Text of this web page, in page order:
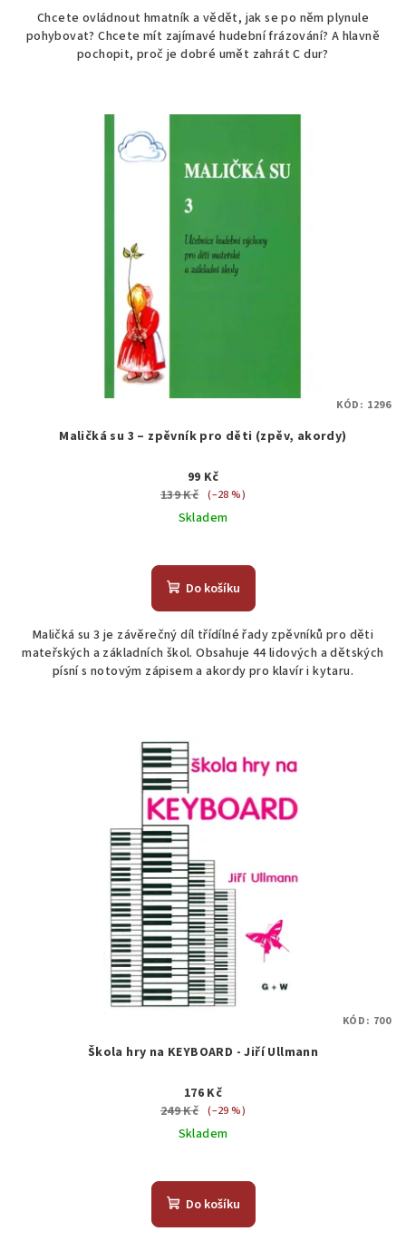
z
5
hvězdiček.
Chcete ovládnout hmatník a vědět, jak se po něm plynule
pohybovat? Chcete mít zajímavé hudební frázování? A hlavně
pochopit, proč je dobré umět zahrát C dur?
Maličká su 3 – zpěvník pro děti (zpěv, akordy)
99 Kč
139 Kč (–28 %)
Skladem
Do košíku
Maličká su 3 je závěrečný díl třídílné řady zpěvníků pro děti
mateřských a základních škol. Obsahuje 44 lidových a dětských
písní s notovým zápisem a akordy pro klavír i kytaru.
KÓD: 1296
Škola hry na KEYBOARD - Jiří Ullmann
176 Kč
249 Kč (–29 %)
Skladem
Do košíku
KÓD: 700